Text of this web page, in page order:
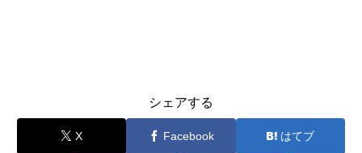
シェアする
X Facebook はてブ